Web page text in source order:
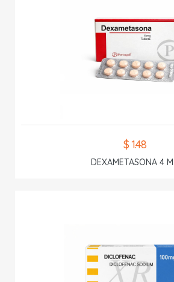
$ 1.48
DEXAMETASONA 4